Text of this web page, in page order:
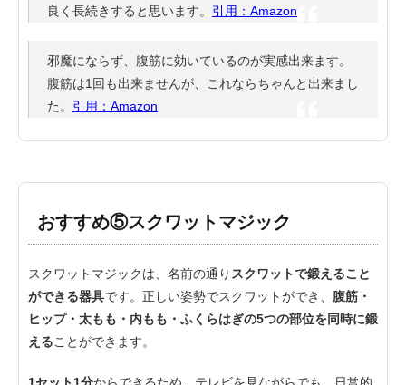
良く長続きすると思います。 引用：Amazon
邪魔にならず、腹筋に効いているのが実感出来ます。
腹筋は1回も出来ませんが、これならちゃんと出来まし
た。 引用：Amazon
おすすめ⑤スクワットマジック
スクワットマジックは、名前の通り スクワットで鍛えること
ができる器具です。正しい姿勢でスクワットができ、 腹筋・
ヒップ・太もも・内もも・ふくらはぎの5つの部位を同時に鍛
えることができます。